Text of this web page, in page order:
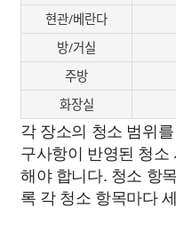
현관/베란다
방/거실
주방
화장실
각 장소의 청소 범위
구사항이 반영된 청
해야 합니다. 청소 항
록 각 청소 항목마다